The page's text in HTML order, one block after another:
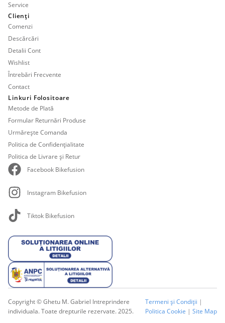
Service
Clienți
Comenzi
Descărcări
Detalii Cont
Wishlist
Întrebări Frecvente
Contact
Linkuri Folositoare
Metode de Plată
Formular Returnări Produse
Urmărește Comanda
Politica de Confidențialitate
Politica de Livrare și Retur
Facebook Bikefusion
Instagram Bikefusion
Tiktok Bikefusion
Copyright © Ghetu M. Gabriel Intreprindere
individuala. Toate drepturile rezervate. 2025.
Termeni și Condiții |
Politica Cookie | Site Map